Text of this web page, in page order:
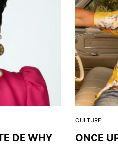
DE WHY
CULTURE
ONCE